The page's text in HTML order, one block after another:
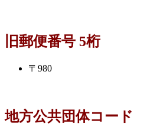
旧郵便番号 5桁
〒980
地方公共団体コード